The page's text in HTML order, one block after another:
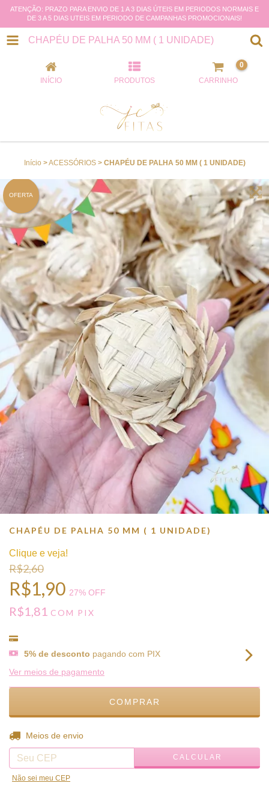
ATENÇÃO: PRAZO PARA ENVIO DE 1 A 3 DIAS ÚTEIS EM PERIODOS NORMAIS E
DE 3 A 5 DIAS UTEIS EM PERIODO DE CAMPANHAS PROMOCIONAIS!
CHAPÉU DE PALHA 50 MM ( 1 UNIDADE)
INÍCIO PRODUTOS CARRINHO
0
Início >ACESSÓRIOS > CHAPÉU DE PALHA 50 MM ( 1 UNIDADE)
OFERTA
CHAPÉU DE PALHA 50 MM ( 1 UNIDADE)
Clique e veja!
R$2,60
R$1,90 27% OFF
R$1,81 COM PIX
5% de desconto pagando com PIX
Ver meios de pagamento
Entregas para o CEP:
Meios de envio
CALCULAR
Não sei meu CEP